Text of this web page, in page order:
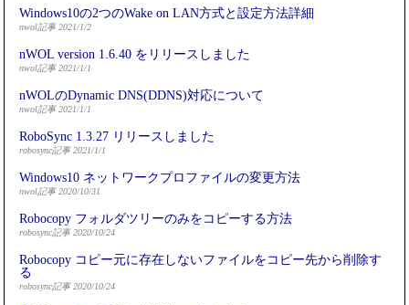
Windows10の2つのWake on LAN方式と設定方法詳細
nwol記事 2021/1/2
nWOL version 1.6.40 をリリースしました
nwol記事 2021/1/1
nWOLのDynamic DNS(DDNS)対応について
nwol記事 2021/1/1
RoboSync 1.3.27 リリースしました
robosync記事 2021/1/1
Windows10 ネットワークプロファイルの変更方法
nwol記事 2020/10/31
Robocopy フォルダツリーのみをコピーする方法
robosync記事 2020/10/24
Robocopy コピー元に存在しないファイルをコピー先から削除す
る
robosync記事 2020/10/24